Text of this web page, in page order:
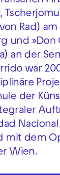
Rad)
und »Don
an der
war
der
mit dem
Wien.